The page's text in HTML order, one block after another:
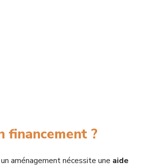
financement ?
aménagement nécessite une aide